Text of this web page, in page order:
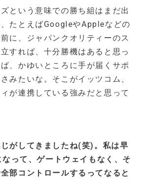
という意味での勝ち組はまだ出
たとえばGoogleやAppleなどの
に、ジャパンクオリティーのス
すれば、十分勝機はあると思っ
、かゆいところに手が届くサポ
みたいな。そこがイッツコム、
が連携している強みだと思って
がしてきましたね(笑)。私は早
って、ゲートウェイもなく、そ
部コントロールするってなると